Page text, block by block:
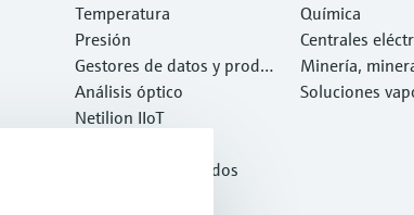
Temperatura
Presión
Gestores de datos y produ
ctos de sistema
Análisis óptico
Netilion IIoT
Productos destacados
Química
Centrales
gía
Minería,
es
Soluciones